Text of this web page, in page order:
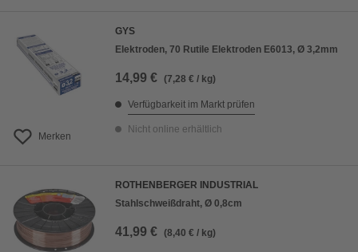
Merken
GYS
Elektroden, 70 Rutile Elektroden E6013, Ø 3,2mm
14,99 € (7,28 € / kg)
Verfügbarkeit im Markt prüfen
Nicht online erhältlich
ROTHENBERGER INDUSTRIAL
Stahlschweißdraht, Ø 0,8cm
41,99 € (8,40 € / kg)